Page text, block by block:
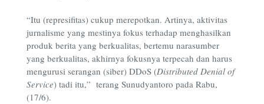
“Itu (represifitas) cukup merepotkan. Artinya, aktivitas
jurnalisme yang mestinya fokus terhadap menghasilkan
produk berita yang berkualitas, bertemu narasumber
yang berkualitas, akhirnya fokusnya terpecah dan harus
mengurusi serangan (siber) DDoS (Distributed Denial of
Service) tadi itu,” terang Sunudyantoro pada Rabu,
(17/6).